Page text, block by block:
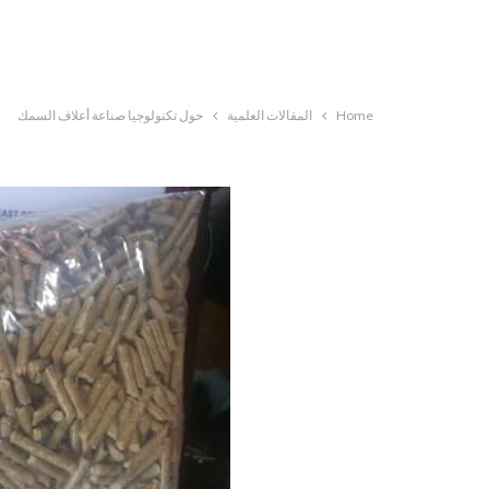
Home المقالات العلمية حول تكنولوجيا صناعة أعلاف السمك